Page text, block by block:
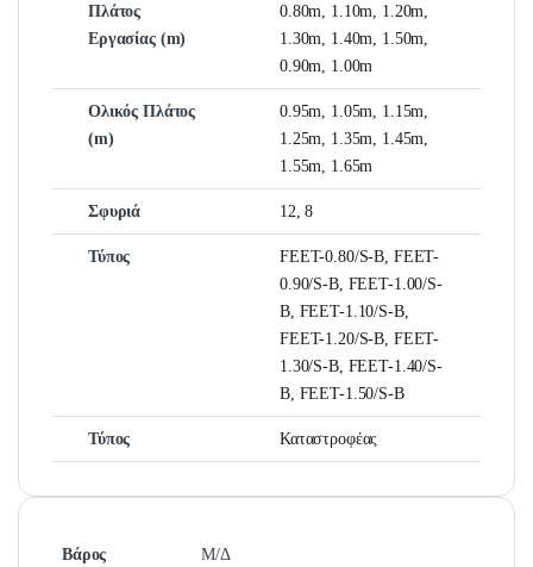
Πλάτος
Εργασίας (m)
0.80m, 1.10m, 1.20m,
1.30m, 1.40m, 1.50m,
0.90m, 1.00m
Ολικός Πλάτος
(m)
0.95m, 1.05m, 1.15m,
1.25m, 1.35m, 1.45m,
1.55m, 1.65m
Σφυριά 12, 8
Τύπος
FEET-0.80/S-B, FEET-
0.90/S-B, FEET-1.00/S-
B, FEET-1.10/S-B,
FEET-1.20/S-B, FEET-
1.30/S-B, FEET-1.40/S-
B, FEET-1.50/S-B
Τύπος Καταστροφέας
Βάρος Μ/Δ